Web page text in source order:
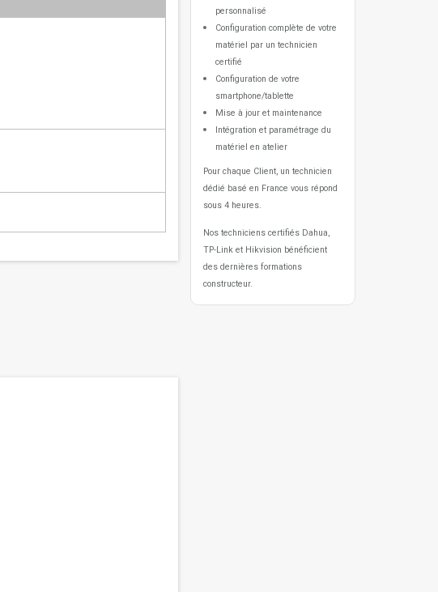
personnalisé
Configuration complète de votre
matériel par un technicien
certifié
Configuration de votre
smartphone/tablette
Mise à jour et maintenance
Intégration et paramétrage du
matériel en atelier
Pour chaque Client, un technicien
dédié basé en France vous répond
sous 4 heures.
Nos techniciens certifiés Dahua,
TP-Link et Hikvision bénéficient
des dernières formations
constructeur.